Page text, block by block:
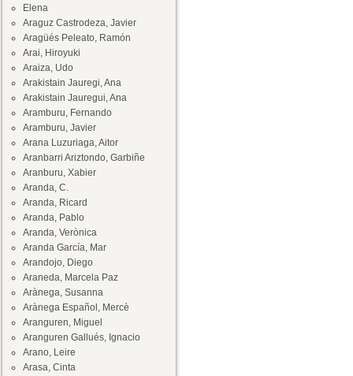
Elena
Araguz Castrodeza, Javier
Aragüés Peleato, Ramón
Arai, Hiroyuki
Araiza, Udo
Arakistain Jauregi, Ana
Arakistain Jauregui, Ana
Aramburu, Fernando
Aramburu, Javier
Arana Luzuriaga, Aitor
Aranbarri Ariztondo, Garbiñe
Aranburu, Xabier
Aranda, C.
Aranda, Ricard
Aranda, Pablo
Aranda, Verònica
Aranda García, Mar
Arandojo, Diego
Araneda, Marcela Paz
Arànega, Susanna
Arànega Español, Mercè
Aranguren, Miguel
Aranguren Gallués, Ignacio
Arano, Leire
Arasa, Cinta